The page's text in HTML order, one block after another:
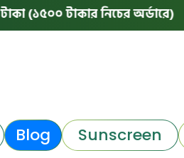
(১৫০০ টাকার নিচের অর্ডারে) |
Blog Sunscreen